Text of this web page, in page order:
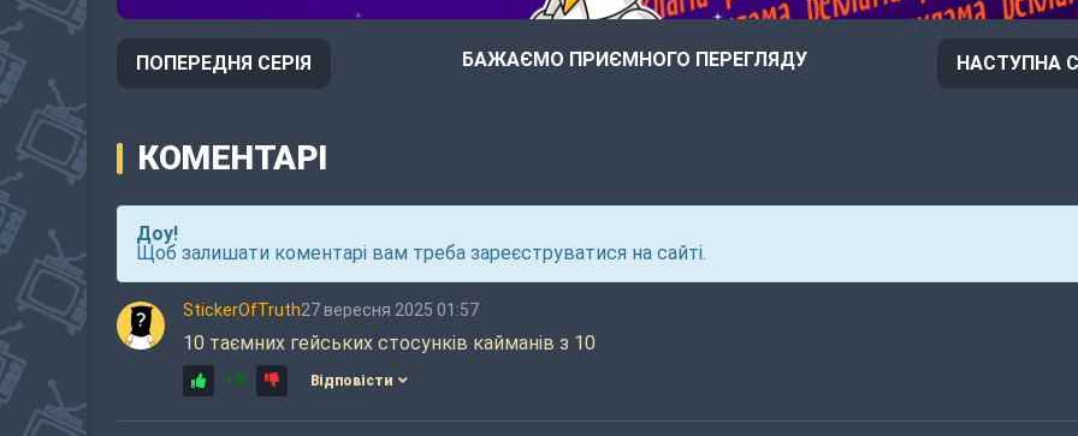
ПОПЕРЕДНЯ СЕРІЯ БАЖАЄМО ПРИЄМНОГО ПЕРЕГЛЯДУ НАСТУПНА
КОМЕНТАРІ
Доу!
Щоб залишати коментарі вам треба зареєструватися на сайті.
StickerOfTruth27 вересня 2025 01:57
10 таємних гейських стосунків кайманів з 10
+8 Відповісти